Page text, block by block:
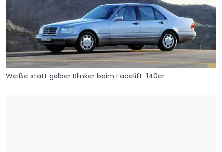
Weiße statt gelber Blinker beim Facelift-140er